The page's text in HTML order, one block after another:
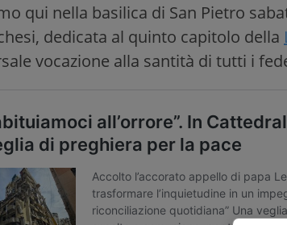
qui nella basilica di San Pietro
dedicata al quinto capitolo della
vocazione alla santità di tutti i